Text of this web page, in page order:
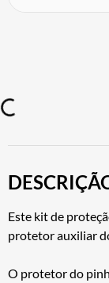
Este kit de
protetor auxiliar
O protetor do